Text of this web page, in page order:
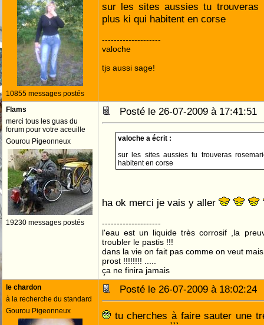
10855 messages postés
sur les sites aussies tu trouveras
plus ki qui habitent en corse
--------------------
valoche
tjs aussi sage!
Flams
merci tous les guas du
forum pour votre aceuille
Gourou Pigeonneux
19230 messages postés
Posté le 26-07-2009 à
valoche a écrit :
sur les sites aussies tu trouveras
habitent en corse
ha ok merci je vais y aller
--------------------
l'eau est un liquide très corrosif ,la
troubler le pastis !!!
dans la vie on fait pas comme on veut
prost !!!!!!!! .....
ça ne finira jamais
le chardon
à la recherche du standard
Gourou Pigeonneux
Posté le 26-07-2009 à
tu cherches à faire sauter une